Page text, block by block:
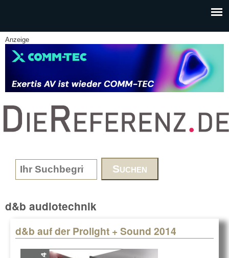
Anzeige
www.DieReferenz.de
Search form
d&b audiotechnik
d&b auf der Prolight + Sound 2014
Pages